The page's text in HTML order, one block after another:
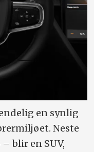
en synlig
Neste
blir en SUV,